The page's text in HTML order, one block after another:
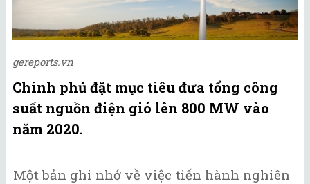
gereports.vn
Chính phủ đặt mục tiêu đưa tổng công
suất nguồn điện gió lên 800 MW vào
năm 2020.
Một bản ghi nhớ về việc tiến hành nghiên